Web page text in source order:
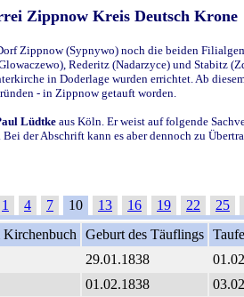
Zippnow Kreis Deutsch Krone
Zippnow (Sypnywo) noch die beiden
Rederitz (Nadarzyce) und Stabitz
in Doderlage wurden errichtet. Ab
- in Zippnow getauft worden.
Lüdtke aus Köln. Er weist auf folgende
der Abschrift kann es aber dennoch zu
1 4 7 10 13 16 19 22 25
Geburt des Täuflings
29.01.1838
01.02.1838